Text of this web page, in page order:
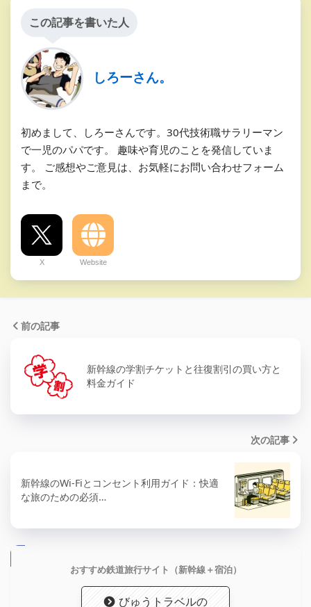
この記事を書いた人
しろーさん。
初めまして、しろーさんです。30代技術職サラリーマン
で一児のパパです。 趣味や育児のことを発信していま
す。 ご感想やご意見は、お気軽にお問い合わせフォーム
まで。
X Website
前の記事
新幹線の学割チケットと往復割引の買い方と
料金ガイド
次の記事
新幹線のWi-Fiとコンセント利用ガイド：快適
な旅のための必須…
おすすめ鉄道旅行サイト（新幹線＋宿泊）
びゅうトラベルの